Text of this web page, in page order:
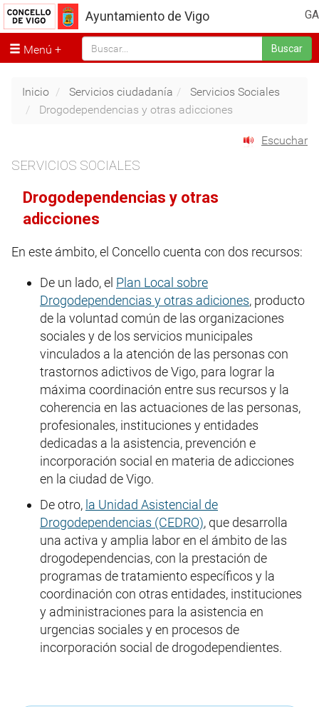
GA
Ayuntamiento de Vigo
Menú Buscar
Inicio Servicios ciudadanía
Servicios Sociales
Drogodependencias y otras adicciones
Escuchar
SERVICIOS SOCIALES
Drogodependencias y otras
adicciones
En este ámbito, el Concello cuenta con dos recursos:
De un lado, el Plan Local sobre
Drogodependencias y otras adiciones, producto
de la voluntad común de las organizaciones
sociales y de los servicios municipales
vinculados a la atención de las personas con
trastornos adictivos de Vigo, para lograr la
máxima coordinación entre sus recursos y la
coherencia en las actuaciones de las personas,
profesionales, instituciones y entidades
dedicadas a la asistencia, prevención e
incorporación social en materia de adicciones
en la ciudad de Vigo.
De otro, la Unidad Asistencial de
Drogodependencias (CEDRO), que desarrolla
una activa y amplia labor en el ámbito de las
drogodependencias, con la prestación de
programas de tratamiento específicos y la
coordinación con otras entidades, instituciones
y administraciones para la asistencia en
urgencias sociales y en procesos de
incorporación social de drogodependientes.